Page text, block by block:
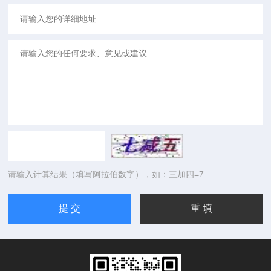
请输入计算结果（填写阿拉伯数字），如：三加四=7